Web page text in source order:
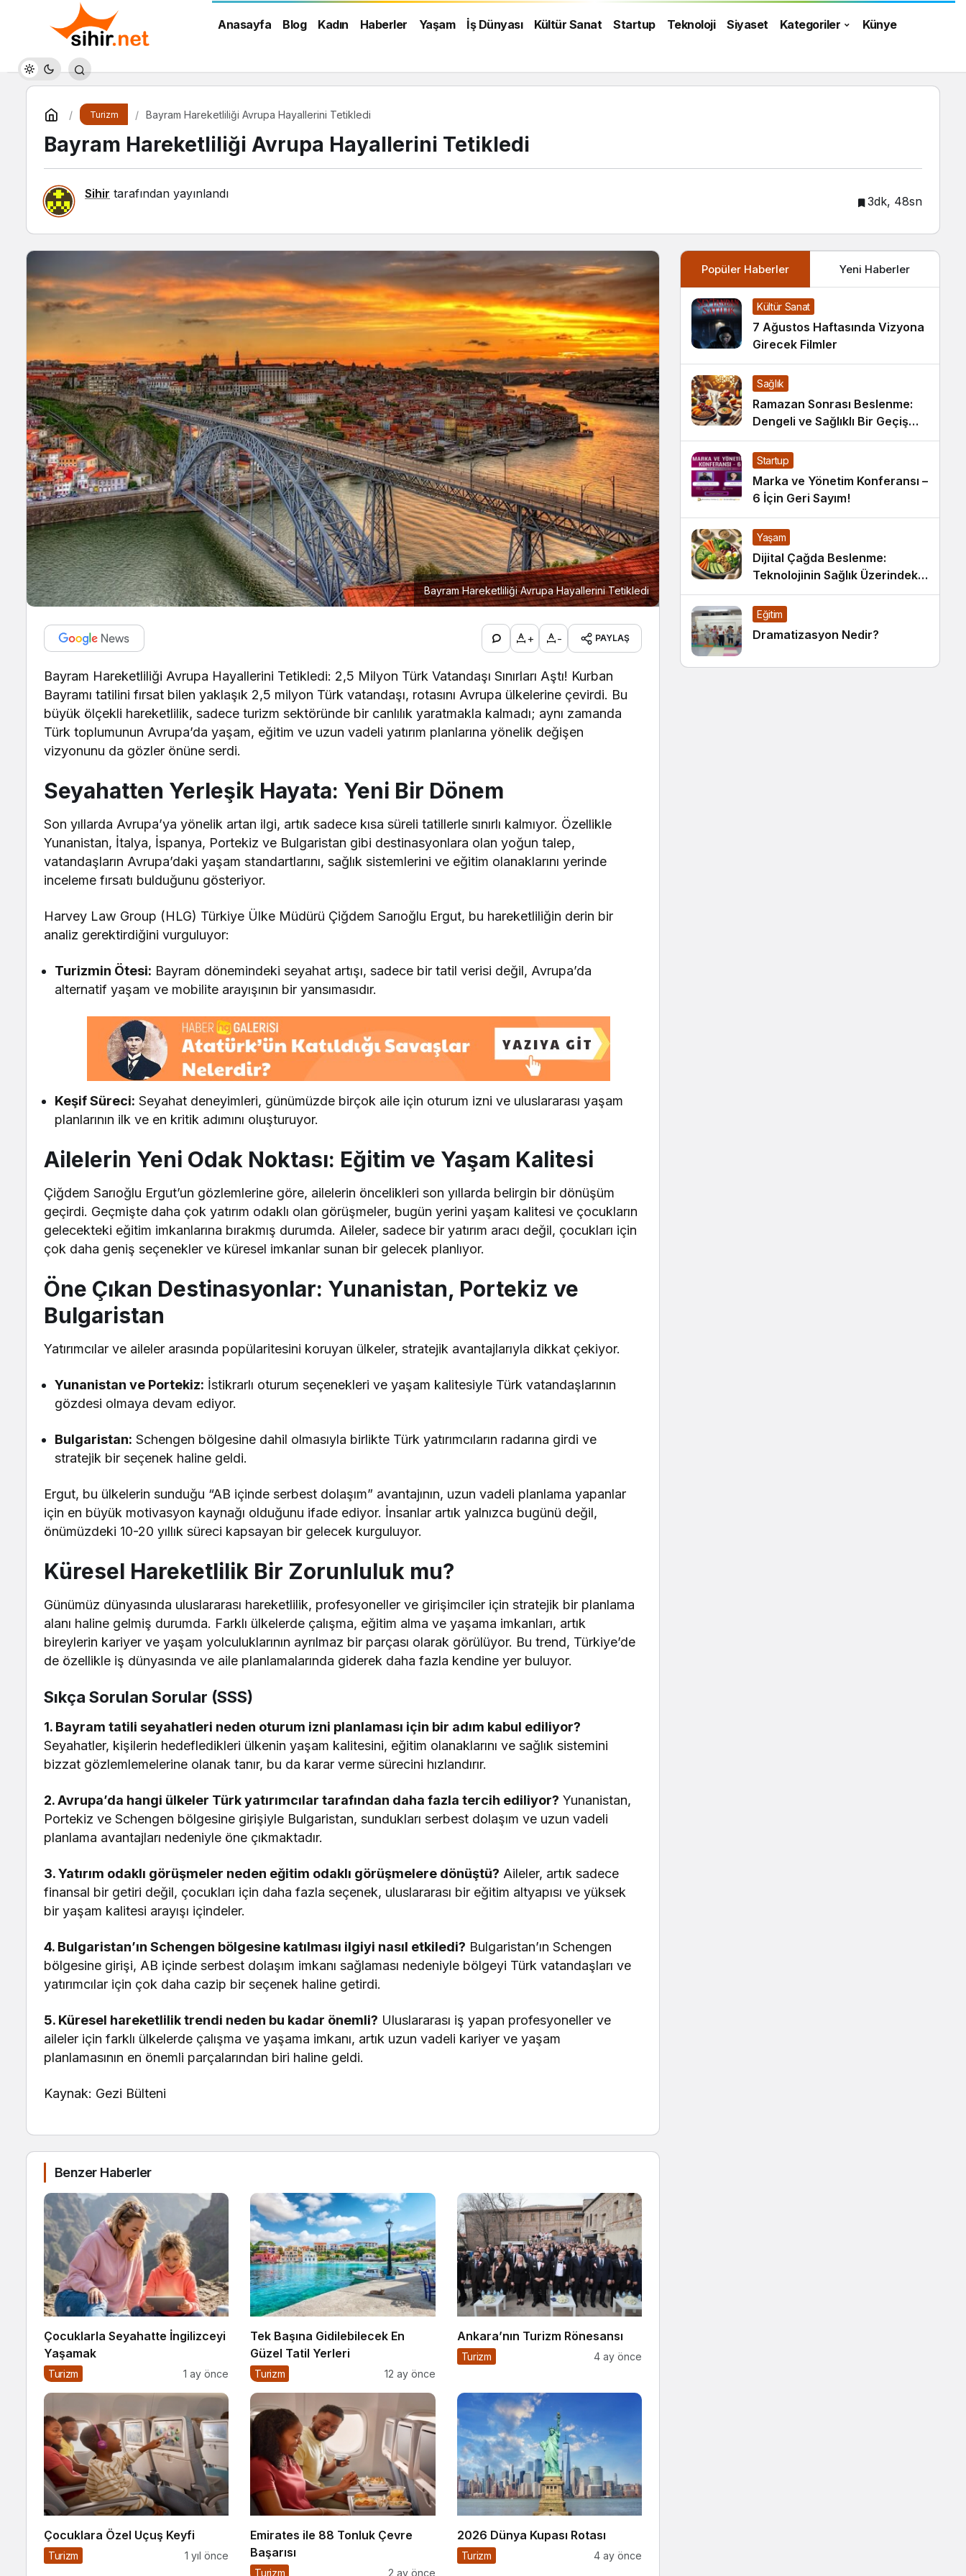
Anasayfa Blog Kadın Haberler Yaşam İş Dünyası Kültür Sanat Startup Teknoloji Siyaset Kategoriler Künye
Turizm Bayram Hareketliliği Avrupa Hayallerini Tetikledi
Bayram Hareketliliği Avrupa Hayallerini Tetikledi
Sihir tarafından yayınlandı
3dk, 48sn
Bayram Hareketliliği Avrupa Hayallerini Tetikledi
+ - PAYLAŞ
Bayram Hareketliliği Avrupa Hayallerini Tetikledi: 2,5 Milyon Türk Vatandaşı Sınırları Aştı! Kurban
Bayramı tatilini fırsat bilen yaklaşık 2,5 milyon Türk vatandaşı, rotasını Avrupa ülkelerine çevirdi. Bu
büyük ölçekli hareketlilik, sadece turizm sektöründe bir canlılık yaratmakla kalmadı; aynı zamanda
Türk toplumunun Avrupa’da yaşam, eğitim ve uzun vadeli yatırım planlarına yönelik değişen
vizyonunu da gözler önüne serdi.
Seyahatten Yerleşik Hayata: Yeni Bir Dönem
Son yıllarda Avrupa’ya yönelik artan ilgi, artık sadece kısa süreli tatillerle sınırlı kalmıyor. Özellikle
Yunanistan, İtalya, İspanya, Portekiz ve Bulgaristan gibi destinasyonlara olan yoğun talep,
vatandaşların Avrupa’daki yaşam standartlarını, sağlık sistemlerini ve eğitim olanaklarını yerinde
inceleme fırsatı bulduğunu gösteriyor.
Harvey Law Group (HLG) Türkiye Ülke Müdürü Çiğdem Sarıoğlu Ergut, bu hareketliliğin derin bir
analiz gerektirdiğini vurguluyor:
Turizmin Ötesi: Bayram dönemindeki seyahat artışı, sadece bir tatil verisi değil, Avrupa’da
alternatif yaşam ve mobilite arayışının bir yansımasıdır.
Keşif Süreci: Seyahat deneyimleri, günümüzde birçok aile için oturum izni ve uluslararası yaşam
planlarının ilk ve en kritik adımını oluşturuyor.
Ailelerin Yeni Odak Noktası: Eğitim ve Yaşam Kalitesi
Çiğdem Sarıoğlu Ergut’un gözlemlerine göre, ailelerin öncelikleri son yıllarda belirgin bir dönüşüm
geçirdi. Geçmişte daha çok yatırım odaklı olan görüşmeler, bugün yerini yaşam kalitesi ve çocukların
gelecekteki eğitim imkanlarına bırakmış durumda. Aileler, sadece bir yatırım aracı değil, çocukları için
çok daha geniş seçenekler ve küresel imkanlar sunan bir gelecek planlıyor.
Öne Çıkan Destinasyonlar: Yunanistan, Portekiz ve
Bulgaristan
Yatırımcılar ve aileler arasında popülaritesini koruyan ülkeler, stratejik avantajlarıyla dikkat çekiyor.
Yunanistan ve Portekiz: İstikrarlı oturum seçenekleri ve yaşam kalitesiyle Türk vatandaşlarının
gözdesi olmaya devam ediyor.
Bulgaristan: Schengen bölgesine dahil olmasıyla birlikte Türk yatırımcıların radarına girdi ve
stratejik bir seçenek haline geldi.
Ergut, bu ülkelerin sunduğu “AB içinde serbest dolaşım” avantajının, uzun vadeli planlama yapanlar
için en büyük motivasyon kaynağı olduğunu ifade ediyor. İnsanlar artık yalnızca bugünü değil,
önümüzdeki 10-20 yıllık süreci kapsayan bir gelecek kurguluyor.
Küresel Hareketlilik Bir Zorunluluk mu?
Günümüz dünyasında uluslararası hareketlilik, profesyoneller ve girişimciler için stratejik bir planlama
alanı haline gelmiş durumda. Farklı ülkelerde çalışma, eğitim alma ve yaşama imkanları, artık
bireylerin kariyer ve yaşam yolculuklarının ayrılmaz bir parçası olarak görülüyor. Bu trend, Türkiye’de
de özellikle iş dünyasında ve aile planlamalarında giderek daha fazla kendine yer buluyor.
Sıkça Sorulan Sorular (SSS)
1. Bayram tatili seyahatleri neden oturum izni planlaması için bir adım kabul ediliyor?
Seyahatler, kişilerin hedefledikleri ülkenin yaşam kalitesini, eğitim olanaklarını ve sağlık sistemini
bizzat gözlemlemelerine olanak tanır, bu da karar verme sürecini hızlandırır.
2. Avrupa’da hangi ülkeler Türk yatırımcılar tarafından daha fazla tercih ediliyor? Yunanistan,
Portekiz ve Schengen bölgesine girişiyle Bulgaristan, sundukları serbest dolaşım ve uzun vadeli
planlama avantajları nedeniyle öne çıkmaktadır.
3. Yatırım odaklı görüşmeler neden eğitim odaklı görüşmelere dönüştü? Aileler, artık sadece
finansal bir getiri değil, çocukları için daha fazla seçenek, uluslararası bir eğitim altyapısı ve yüksek
bir yaşam kalitesi arayışı içindeler.
4. Bulgaristan’ın Schengen bölgesine katılması ilgiyi nasıl etkiledi? Bulgaristan’ın Schengen
bölgesine girişi, AB içinde serbest dolaşım imkanı sağlaması nedeniyle bölgeyi Türk vatandaşları ve
yatırımcılar için çok daha cazip bir seçenek haline getirdi.
5. Küresel hareketlilik trendi neden bu kadar önemli? Uluslararası iş yapan profesyoneller ve
aileler için farklı ülkelerde çalışma ve yaşama imkanı, artık uzun vadeli kariyer ve yaşam
planlamasının en önemli parçalarından biri haline geldi.
Kaynak: Gezi Bülteni
Benzer Haberler
Çocuklarla Seyahatte İngilizceyi
Yaşamak
Turizm 1 ay önce
Tek Başına Gidilebilecek En
Güzel Tatil Yerleri
Turizm 12 ay önce
Ankara’nın Turizm Rönesansı
Turizm 4 ay önce
Çocuklara Özel Uçuş Keyfi
Turizm 1 yıl önce
Emirates ile 88 Tonluk Çevre
Başarısı
Turizm 2 ay önce
2026 Dünya Kupası Rotası
Turizm 4 ay önce
Popüler Haberler Yeni Haberler
Kültür Sanat
7 Ağustos Haftasında Vizyona
Girecek Filmler
Sağlık
Ramazan Sonrası Beslenme:
Dengeli ve Sağlıklı Bir Geçiş
İçin İpuçları
Startup
Marka ve Yönetim Konferansı –
6 İçin Geri Sayım!
Yaşam
Dijital Çağda Beslenme:
Teknolojinin Sağlık Üzerindeki
Etkileri ve Yeni Alışkanlıklar
Eğitim
Dramatizasyon Nedir?